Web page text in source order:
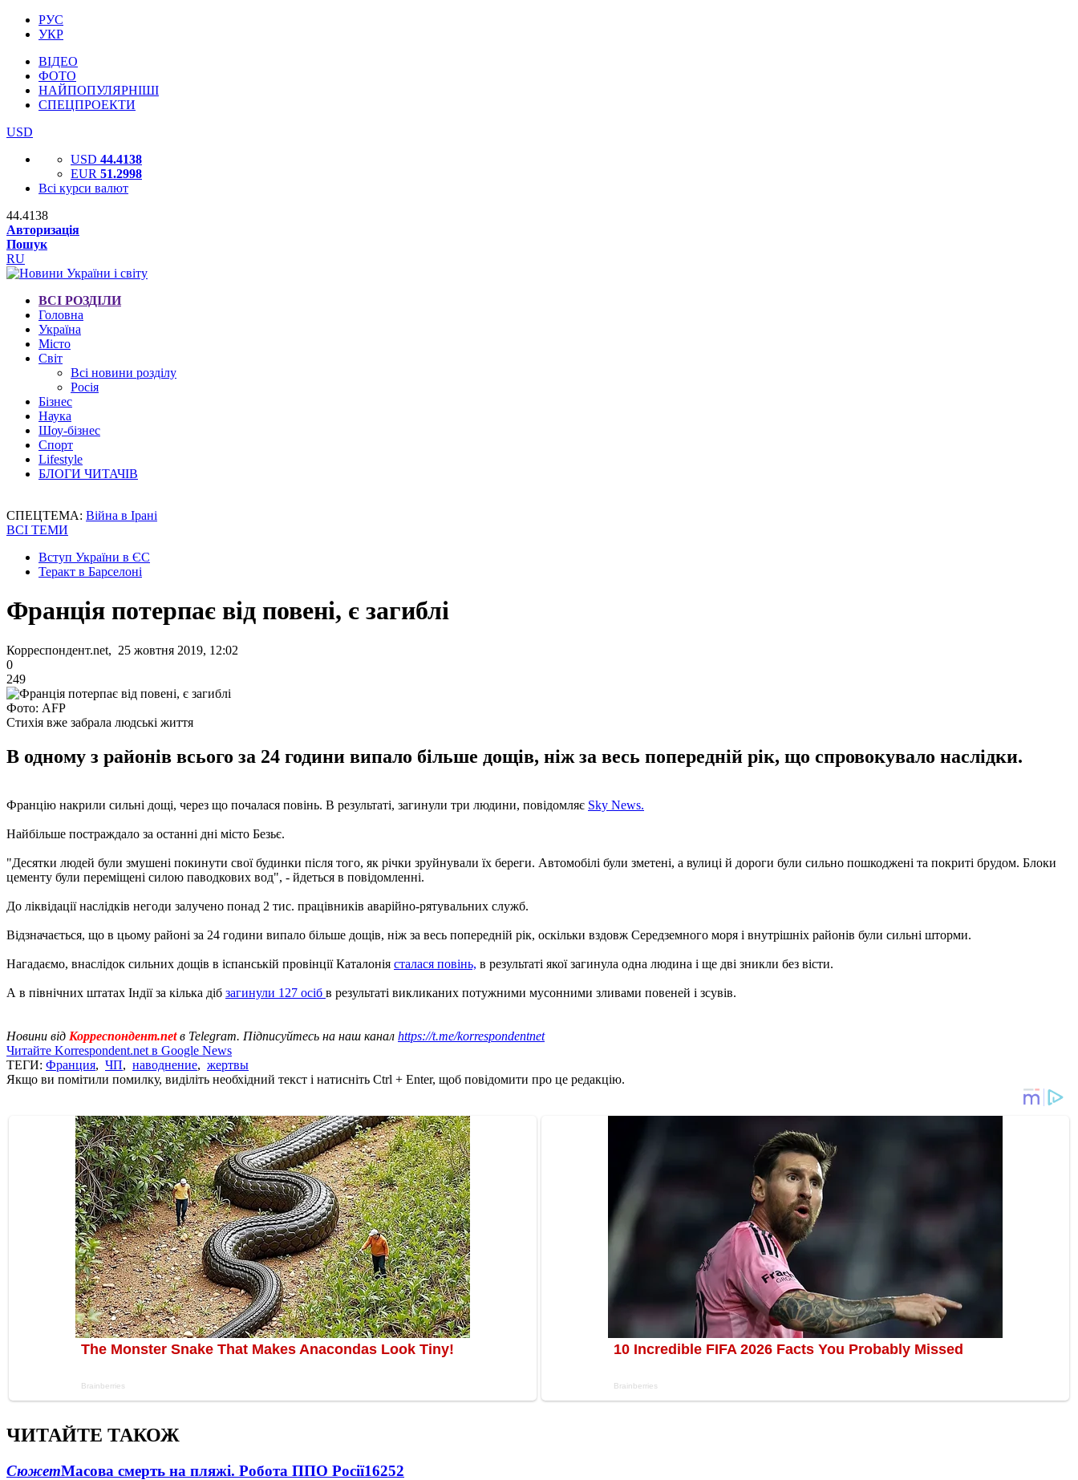
РУС
УКР
ВІДЕО
ФОТО
НАЙПОПУЛЯРНІШІ
СПЕЦПРОЕКТИ
USD
USD 44.4138
EUR 51.2998
Всі курси валют
44.4138
Авторизація
Пошук
RU
ВСІ РОЗДІЛИ
Головна
Україна
Місто
Світ
Всі новини розділу
Росія
Бізнес
Наука
Шоу-бізнес
Спорт
Lifestyle
БЛОГИ ЧИТАЧІВ
СПЕЦТЕМА: Війна в Ірані
ВСІ ТЕМИ
Вступ України в ЄС
Теракт в Барселоні
Франція потерпає від повені, є загиблі
Корреспондент.net, 25 жовтня 2019, 12:02
0
249
Фото: AFP
Стихія вже забрала людські життя
В одному з районів всього за 24 години випало більше дощів, ніж за весь попередній рік, що спровокувало наслідки.
Францію накрили сильні дощі, через що почалася повінь. В результаті, загинули три людини, повідомляє Sky News.
Найбільше постраждало за останні дні місто Безьє.
"Десятки людей були змушені покинути свої будинки після того, як річки зруйнували їх береги. Автомобілі були зметені, а вулиці й дороги були сильно пошкоджені та покриті брудом. Блоки
цементу були переміщені силою паводкових вод", - йдеться в повідомленні.
До ліквідації наслідків негоди залучено понад 2 тис. працівників аварійно-рятувальних служб.
Відзначається, що в цьому районі за 24 години випало більше дощів, ніж за весь попередній рік, оскільки вздовж Середземного моря і внутрішніх районів були сильні шторми.
Нагадаємо, внаслідок сильних дощів в іспанській провінції Каталонія сталася повінь, в результаті якої загинула одна людина і ще дві зникли без вісти.
А в північних штатах Індії за кілька діб загинули 127 осіб в результаті викликаних потужними мусонними зливами повеней і зсувів.
Новини від Корреспондент.netв Telegram. Підписуйтесь на наш канал https://t.me/korrespondentnet
Читайте Korrespondent.net в Google News
ТЕГИ: Франция, ЧП, наводнение, жертвы
Якщо ви помітили помилку, виділіть необхідний текст і натисніть Ctrl + Enter, щоб повідомити про це редакцію.
ЧИТАЙТЕ ТАКОЖ
СюжетМасова смерть на пляжі. Робота ППО Росії16252